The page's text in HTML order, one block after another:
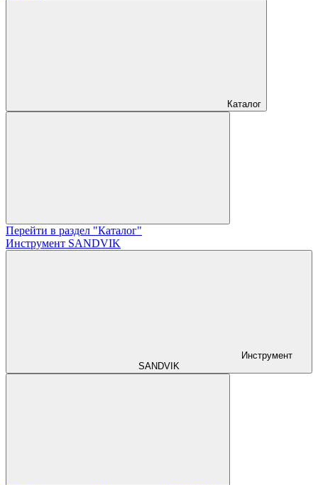
Каталог
Перейти в раздел "Каталог"
Инструмент SANDVIK
Инструмент
SANDVIK